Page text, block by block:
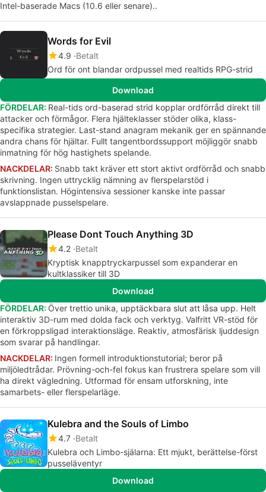
Intel-baserade Macs (10.6 eller senare)..
Words for Evil
4.9 Betalt
Ord för ont blandar ordpussel med realtids RPG-strid
Download
FÖRDELAR: Real-tids ord-baserad strid kopplar ordförråd direkt till
attacker och förmågor. Flera hjälteklasser stöder olika, klass-
specifika strategier. Last-stand anagram mekanik ger en spännande
andra chans för hjältar. Fullt tangentbordssupport möjliggör snabb
inmatning för hög hastighets spelande.
NACKDELAR: Snabb takt kräver ett stort aktivt ordförråd och snabb
skrivning. Ingen uttrycklig nämning av flerspelarstöd i
funktionslistan. Högintensiva sessioner kanske inte passar
avslappnade pusselspelare.
Please Dont Touch Anything 3D
4.2 Betalt
Kryptisk knapptryckarpussel som expanderar en
kultklassiker till 3D
Download
FÖRDELAR: Över trettio unika, upptäckbara slut att låsa upp. Helt
interaktiv 3D-rum med dolda fack och verktyg. Valfritt VR-stöd för
en förkroppsligad interaktionsläge. Reaktiv, atmosfärisk ljuddesign
som svarar på handlingar.
NACKDELAR: Ingen formell introduktionstutorial; beror på
miljöledtrådar. Prövning-och-fel fokus kan frustrera spelare som vill
ha direkt vägledning. Utformad för ensam utforskning, inte
samarbets- eller flerspelarläge.
Kulebra and the Souls of Limbo
4.7 Betalt
Kulebra och Limbo-själarna: Ett mjukt, berättelse-först
pusseläventyr
Download